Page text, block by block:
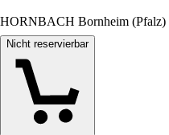
HORNBACH Bornheim (Pfalz)
Nicht reservierbar